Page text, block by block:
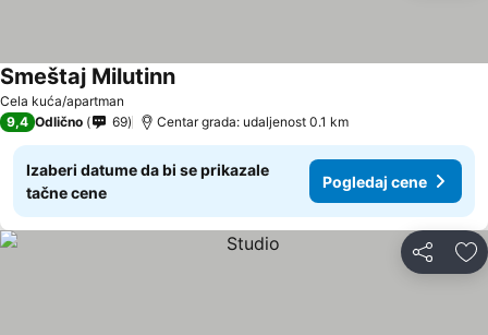
Cela kuća/apartman
Smeštaj MilutinnPogledaj cene
9,4 Odlično 69 Centar grada: udaljenost 0.1 km
Izaberi datume da bi se prikazale
tačne cene
Pogledaj cene
Deli